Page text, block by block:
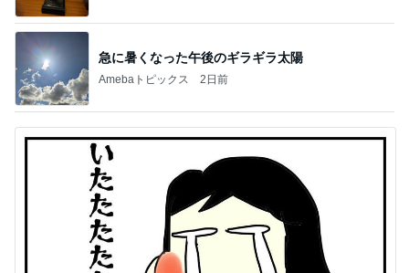
急に暑くなった午後のギラギラ太陽
Amebaトピックス 2日前